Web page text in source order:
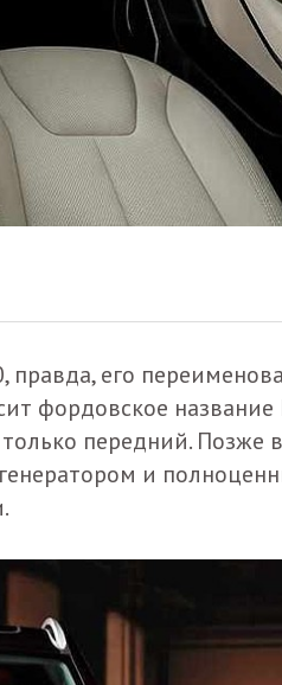
правда, его
фордовское название
передний. Позже в
и